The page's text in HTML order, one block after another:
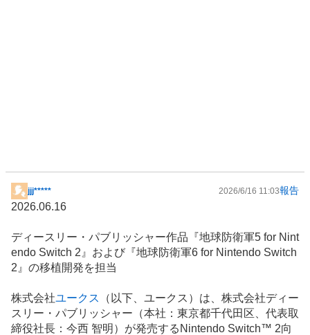
掲
示
記
事
jjj***** 2026/6/16 11:03報告
2026.06.16
ディースリー・パブリッシャー作品『地球防衛軍5 for Nint
endo Switch 2』および『地球防衛軍6 for Nintendo Switch
2』の移植開発を担当
株式会社ユークス
（以下、ユークス）は、株式会社ディー
スリー・パブリッシャー（本社：東京都千代田区、代表取
締役社長：今西 智明）が発売するNintendo Switch™ 2向